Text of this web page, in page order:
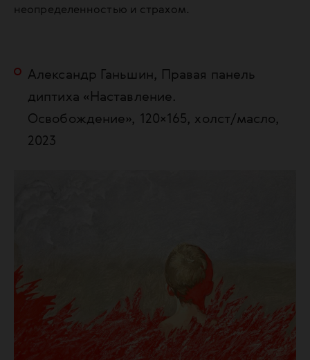
неопределенностью и страхом.
Александр Ганьшин, Правая панель
диптиха «Наставление.
Освобождение», 120×165, холст/масло,
2023